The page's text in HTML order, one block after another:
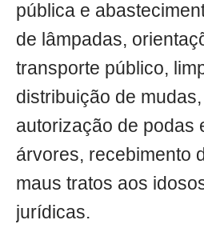
pública e
de lâmpadas,
transporte público,
distribuição de
autorização de podas
árvores, recebimento
maus tratos aos
jurídicas.